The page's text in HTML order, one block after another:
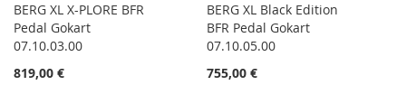
BERG XL X-PLORE BFR
Pedal Gokart
07.10.03.00
819,00 €
BERG XL Black Edition
BFR Pedal Gokart
07.10.05.00
755,00 €